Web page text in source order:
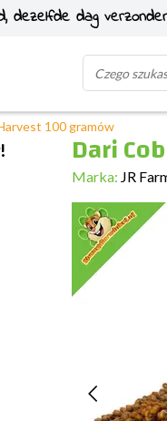
dezelfde dag
magazynu
100 gramów
Dari
Marka: JR